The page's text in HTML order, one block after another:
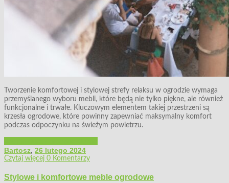
Tworzenie komfortowej i stylowej strefy relaksu w ogrodzie wymaga
przemyślanego wyboru mebli, które będą nie tylko piękne, ale również
funkcjonalne i trwałe. Kluczowym elementem takiej przestrzeni są
krzesła ogrodowe, które powinny zapewniać maksymalny komfort
podczas odpoczynku na świeżym powietrzu.
Bartosz, 26 lutego 2024
Czytaj więcej 0 Komentarzy
Stylowe i komfortowe meble ogrodowe